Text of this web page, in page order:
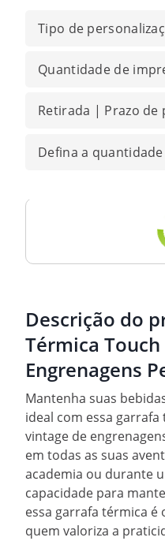
Tipo de
Quantidade de
Retirada | Prazo de
Defina a quantidade
Descrição do
Térmica
Engrenagens
Mantenha suas
ideal com essa
vintage de
em todas as suas
academia ou durante
capacidade para
essa garrafa térmica
quem valoriza a